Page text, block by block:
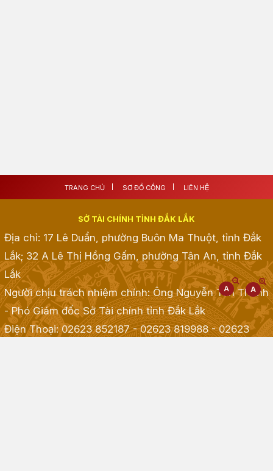
TRANG CHỦ SƠ ĐỒ CỔNG LIÊN HỆ
SỞ TÀI CHÍNH TỈNH ĐẮK LẮK
Địa chỉ: 17 Lê Duẩn, phường Buôn Ma Thuột, tỉnh Đắk
Lắk; 32 A Lê Thị Hồng Gấm, phường Tân An, tỉnh Đắk
Lắk
Người chịu trách nhiệm chính: Ông Nguyễn Tấn Thành
- Phó Giám đốc Sở Tài chính tỉnh Đắk Lắk
Điện Thoại: 02623 852187 - 02623 819988 - 02623